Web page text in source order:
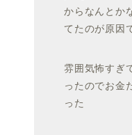
からなんとか
てたのが原因
雰囲気怖すぎ
ったのでお金
った